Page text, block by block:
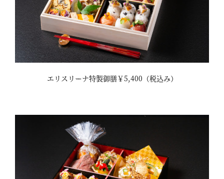
エリスリーナ特製御膳￥5,400（税込み）